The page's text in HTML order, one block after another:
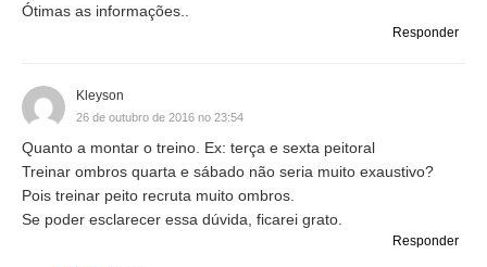
Ótimas as informações..
Responder
Kleyson
26 de outubro de 2016 no 23:54
Quanto a montar o treino. Ex: terça e sexta peitoral
Treinar ombros quarta e sábado não seria muito exaustivo?
Pois treinar peito recruta muito ombros.
Se poder esclarecer essa dúvida, ficarei grato.
Responder